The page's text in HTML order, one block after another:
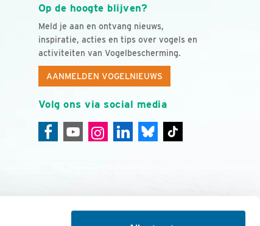
Op de hoogte blijven?
Meld je aan en ontvang nieuws,
inspiratie, acties en tips over vogels en
activiteiten van Vogelbescherming.
AANMELDEN VOGELNIEUWS
Volg ons via social media